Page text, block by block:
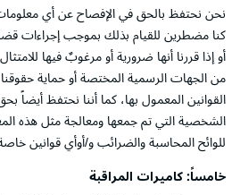
نحن نحتفظ بالحق في الإفصاح عن أي
كنا مضطرين للقيام بذلك بموجب إجراءات
أو إذا قررنا أنها ضرورية أو مرغوبٌ فيها
من الجهات الرسمية المختصة أو حماية حقوقنا
القوانين المعمول بها، كما أننا نحتفظ أيضاً
الشخصية التي تم جمعها ومعالجة مثل هذه
للوائح المحاسبة والضرائب و/أوأي قوانين
خامساً: كاميرات المراقبة